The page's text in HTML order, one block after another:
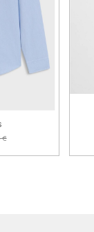
€